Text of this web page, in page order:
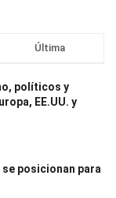
Última
políticos y
EE.UU. y
posicionan para